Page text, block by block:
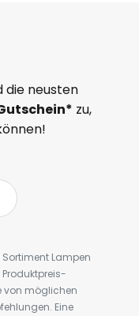
die neusten
zu,
Lampen
von möglichen
Eine